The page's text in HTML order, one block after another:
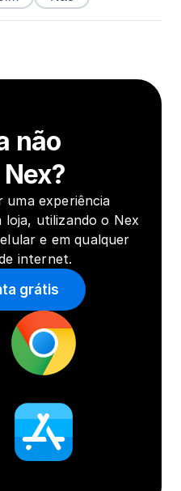
não
experiência
loja, utilizando o Nex
e em qualquer
internet.
grátis